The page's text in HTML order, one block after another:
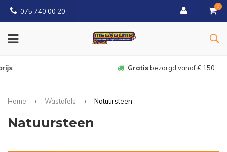
075 740 00 20
0
bezorgd vanaf € 150
Home Wastafels Natuursteen
Natuursteen